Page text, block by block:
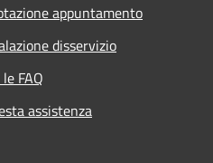
appuntamento
disservizio
FAQ
assistenza